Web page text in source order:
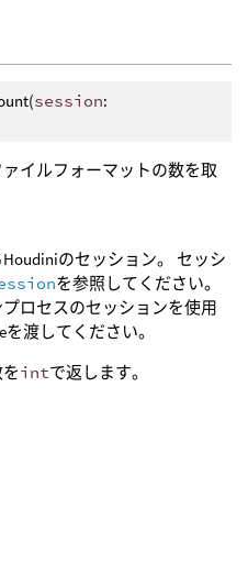
session:
イルフォーマットの数を取
のセッション。 セッシ
を参照してください。
ロセスのセッションを使用
渡してください。
intで返します。